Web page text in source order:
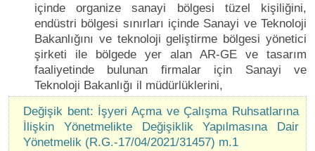
içinde organize sanayi bölgesi tüzel kişiliğini,
endüstri bölgesi sınırları içinde Sanayi ve Teknoloji
Bakanlığını ve teknoloji geliştirme bölgesi yönetici
şirketi ile bölgede yer alan AR-GE ve tasarım
faaliyetinde bulunan firmalar için Sanayi ve
Teknoloji Bakanlığı il müdürlüklerini,
Değişik bent: İşyeri Açma ve Çalışma Ruhsatlarına
İlişkin Yönetmelikte Değişiklik Yapılmasına Dair
Yönetmelik (R.G.-17/04/2021/31457) m.1